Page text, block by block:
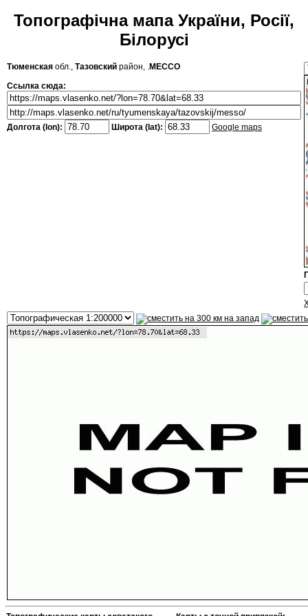
Топографічна мапа України, Росії,
Білорусі
Тюменская обл., Тазовский район, .МЕССО
Ссылка сюда:
Долгота (lon): Широта (lat): Google maps